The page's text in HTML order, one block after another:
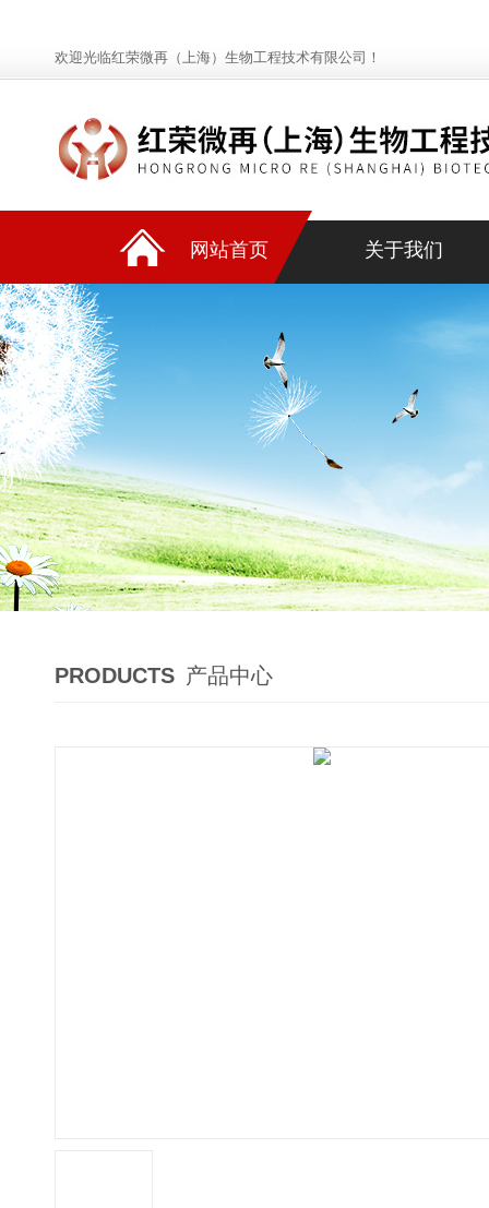
欢迎光临红荣微再（上海）生物工程技术有限公司！
网站首页 关于我们
PRODUCTS 产品中心